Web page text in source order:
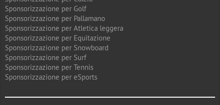
Sponsorizzazione per Golf
Sponsorizzazione per Pallamano
Sponsorizzazione per Atletica leggera
Sponsorizzazione per Equitazione
Sponsorizzazione per Snowboard
Sponsorizzazione per Surf
Sponsorizzazione per Tennis
Sponsorizzazione per eSports